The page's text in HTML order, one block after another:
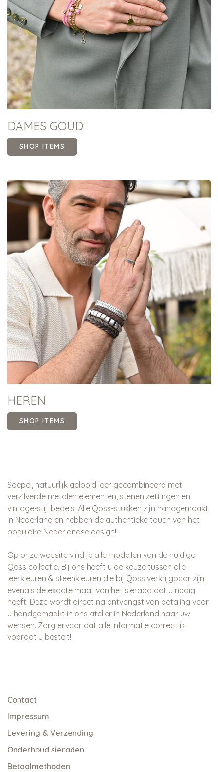
DAMES GOUD
SHOP ITEMS
HEREN
SHOP ITEMS
Soepel, natuurlijk gelooid leer gecombineerd met
verzilverde metalen elementen, stenen zettingen en
vintage-stijl bedels. Alle Qoss-stukken zijn handgemaakt
in Nederland en hebben de authentieke touch van het
populaire Nederlandse design!
Op onze website vind je alle modellen van de huidige
Qoss collectie. Bij ons heeft u de keuze tussen alle
leerkleuren & steenkleuren die bij Qoss verkrijgbaar zijn
evenals de exacte maat van het sieraad dat u nodig
heeft. Deze wordt direct na ontvangst van betaling voor
u handgemaakt in ons atelier in Nederland naar uw
wensen. Zorg ervoor dat alle informatie correct is
voordat u bestelt!
Contact
Impressum
Levering & Verzending
Onderhoud sieraden
Betaalmethoden